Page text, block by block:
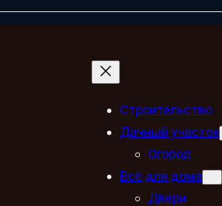
Строительство
Дачный участок
Огород
Всё для дома
Двери